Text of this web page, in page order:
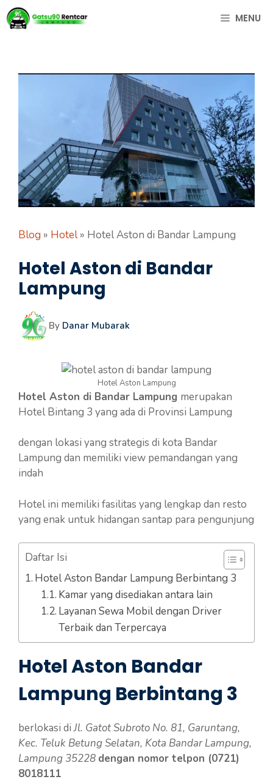
Langsung
ke
MENU
Blog » Hotel» Hotel Aston di Bandar Lampung
Hotel Aston di Bandar
Lampung
By Danar Mubarak
Hotel Aston Lampung
Hotel Aston di Bandar Lampung merupakan
Hotel Bintang 3 yang ada di Provinsi Lampung
dengan lokasi yang strategis di kota Bandar
Lampung dan memiliki view pemandangan yang
indah
Hotel ini memiliki fasilitas yang lengkap dan resto
yang enak untuk hidangan santap para pengunjung
Daftar Isi
Hotel Aston Bandar Lampung Berbintang 3
Kamar yang disediakan antara lain
Layanan Sewa Mobil dengan Driver
Terbaik dan Terpercaya
Hotel Aston Bandar
Lampung Berbintang 3
berlokasi diJl. Gatot Subroto No. 81, Garuntang,
Kec. Teluk Betung Selatan, Kota Bandar Lampung,
Lampung 35228 dengan nomor telpon (0721)
8018111